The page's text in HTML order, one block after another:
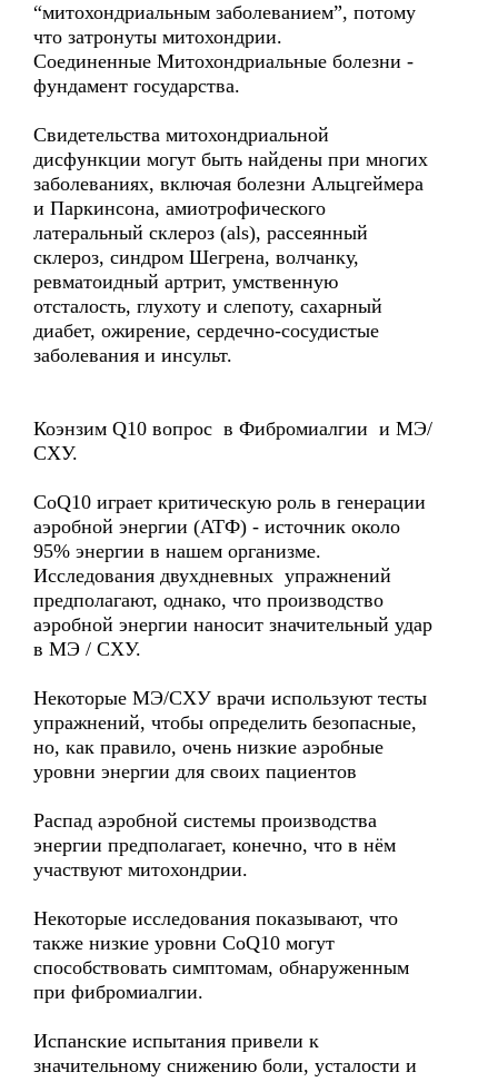
“митохондриальным заболеванием”, потому
что затронуты митохондрии.
Соединенные Митохондриальные болезни -
фундамент государства.
Свидетельства митохондриальной
дисфункции могут быть найдены при многих
заболеваниях, включая болезни Альцгеймера
и Паркинсона, амиотрофического
латеральный склероз (als), рассеянный
склероз, синдром Шегрена, волчанку,
ревматоидный артрит, умственную
отсталость, глухоту и слепоту, сахарный
диабет, ожирение, сердечно-сосудистые
заболевания и инсульт.
Коэнзим Q10 вопрос в Фибромиалгии и МЭ/
СХУ.
CoQ10 играет критическую роль в генерации
аэробной энергии (АТФ) - источник около
95% энергии в нашем организме.
Исследования двухдневных упражнений
предполагают, однако, что производство
аэробной энергии наносит значительный удар
в MЭ / CХУ.
Некоторые МЭ/СХУ врачи используют тесты
упражнений, чтобы определить безопасные,
но, как правило, очень низкие аэробные
уровни энергии для своих пациентов
Распад аэробной системы производства
энергии предполагает, конечно, что в нём
участвуют митохондрии.
Некоторые исследования показывают, что
также низкие уровни CoQ10 могут
способствовать симптомам, обнаруженным
при фибромиалгии.
Испанские испытания привели к
значительному снижению боли, усталости и